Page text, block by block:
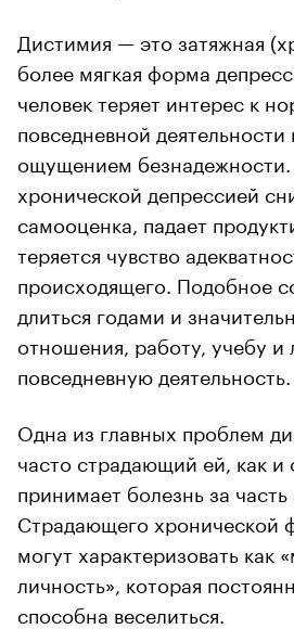
Дистимия — это затяжная
более мягкая форма
человек теряет интерес к
повседневной
ощущением безнадежности.
хронической депрессией
самооценка, падает
теряется чувство
происходящего. Подобное
длиться годами и
отношения, работу, учебу
повседневную деятельность.
Одна из главных проблем
часто страдающий ей, как
принимает болезнь за часть
Страдающего хронической
могут характеризовать как
личность», которая
способна веселиться.